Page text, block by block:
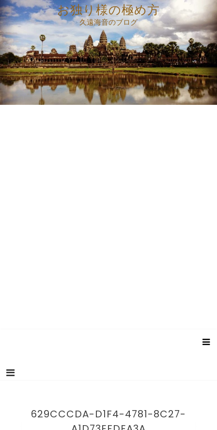
コ
ン
テ
ン
ツ
へ
ス
キ
ッ
お独り様の極め方
久遠海音のブログ
629CCCDA-D1F4-4781-8C27-